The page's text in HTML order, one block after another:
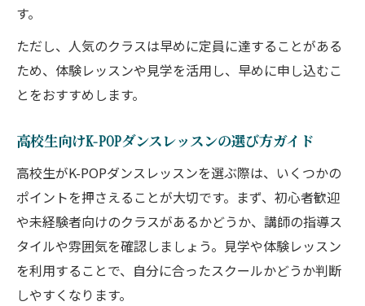
す。
ただし、人気のクラスは早めに定員に達することがある
ため、体験レッスンや見学を活用し、早めに申し込むこ
とをおすすめします。
高校生向けK-POPダンスレッスンの選び方ガイド
高校生がK-POPダンスレッスンを選ぶ際は、いくつかの
ポイントを押さえることが大切です。まず、初心者歓迎
や未経験者向けのクラスがあるかどうか、講師の指導ス
タイルや雰囲気を確認しましょう。見学や体験レッスン
を利用することで、自分に合ったスクールかどうか判断
しやすくなります。